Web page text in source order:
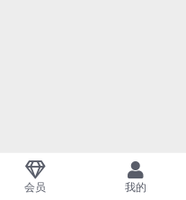
会员 我的